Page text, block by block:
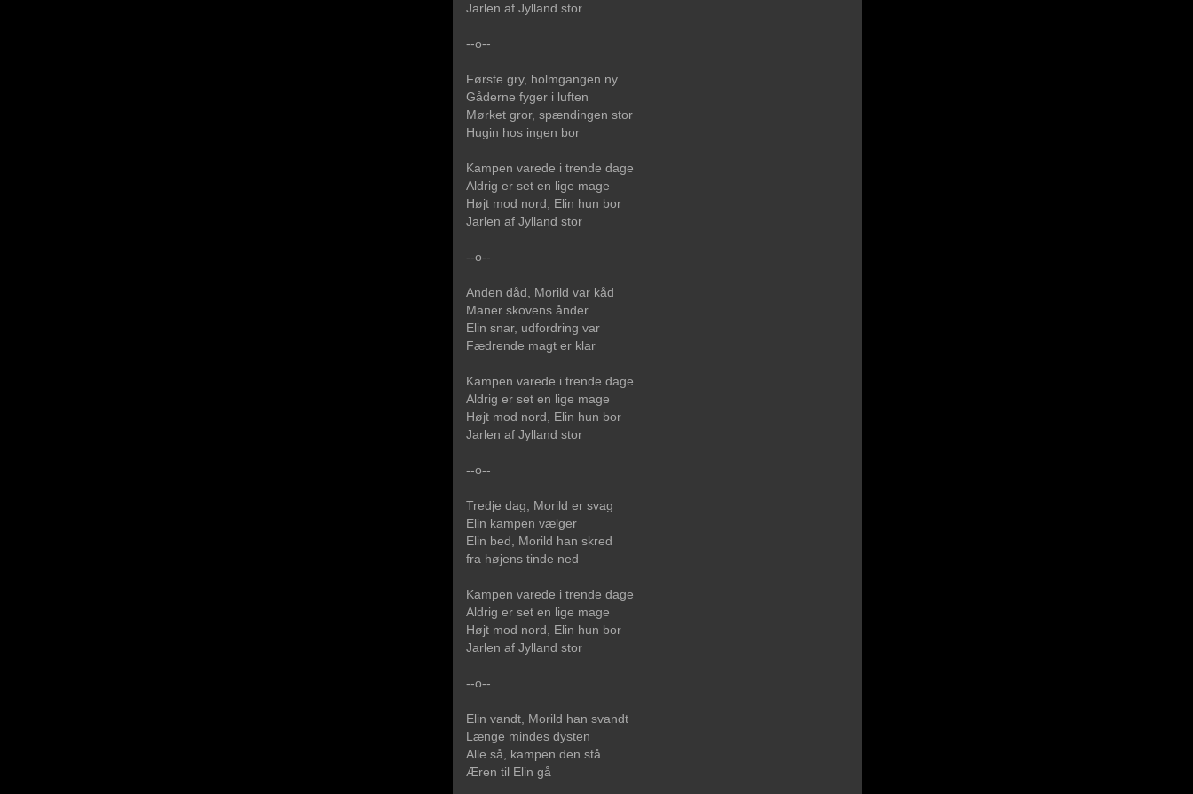
Jarlen af Jylland stor
--o--
Første gry, holmgangen ny
Gåderne fyger i luften
Mørket gror, spændingen stor
Hugin hos ingen bor
Kampen varede i trende dage
Aldrig er set en lige mage
Højt mod nord, Elin hun bor
Jarlen af Jylland stor
--o--
Anden dåd, Morild var kåd
Maner skovens ånder
Elin snar, udfordring var
Fædrende magt er klar
Kampen varede i trende dage
Aldrig er set en lige mage
Højt mod nord, Elin hun bor
Jarlen af Jylland stor
--o--
Tredje dag, Morild er svag
Elin kampen vælger
Elin bed, Morild han skred
fra højens tinde ned
Kampen varede i trende dage
Aldrig er set en lige mage
Højt mod nord, Elin hun bor
Jarlen af Jylland stor
--o--
Elin vandt, Morild han svandt
Længe mindes dysten
Alle så, kampen den stå
Æren til Elin gå